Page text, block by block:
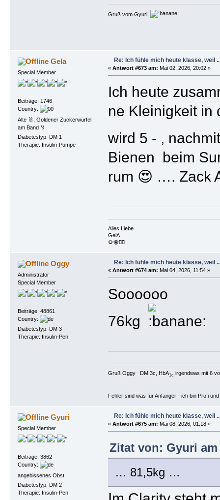
Gruß vom Gyuri
Gela
Special Member
Beiträge: 1746
Country:
Alte 🐰, Goldener Zuckerwürfel
am Band 🏅
Diabetestyp: DM 1
Therapie: Insulin-Pumpe
Re: Ich fühle mich heute klasse, weil
« Antwort #673 am: Mai 02, 2026, 20:02 »
Ich heute
ne Kleinigkeit in
wird 5 - ,
Bienen beim
rum 😍 …. Zack
Alles Liebe
GelA
🌻🐝🏴‍☠️
Oggy
Administrator
Special Member
Beiträge: 48861
Country:
Diabetestyp: DM 3
Therapie: Insulin-Pen
Re: Ich fühle mich heute klasse, weil
« Antwort #674 am: Mai 04, 2026, 11:54 »
Soooooo
76kg
Gruß Oggy DM 3c, HbA1c irgendwas mit 6
Fehler sind was für Anfänger - ich bin Profi
Gyuri
Special Member
Beiträge: 3862
Country:
angebissenes Obst
Diabetestyp: DM 2
Therapie: Insulin-Pen
Re: Ich fühle mich heute klasse, weil
« Antwort #675 am: Mai 08, 2026, 01:18 »
Zitat von: Gyuri am
… 81,5kg …